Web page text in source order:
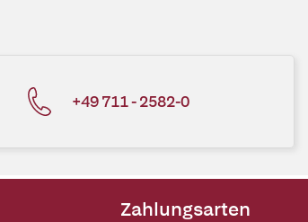
+49 711 - 2582-0
Zahlungsarten